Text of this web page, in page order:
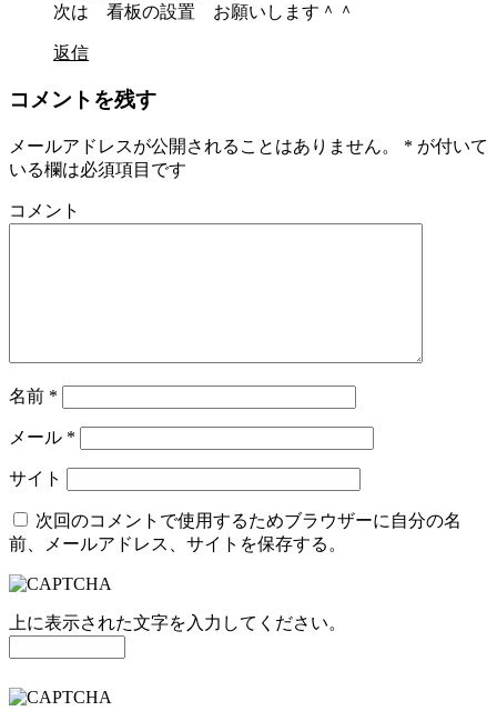
次は 看板の設置 お願いします＾＾
返信
コメントを残す
メールアドレスが公開されることはありません。 * が付いて
いる欄は必須項目です
コメント
名前 *
メール *
サイト
次回のコメントで使用するためブラウザーに自分の名
前、メールアドレス、サイトを保存する。
上に表示された文字を入力してください。